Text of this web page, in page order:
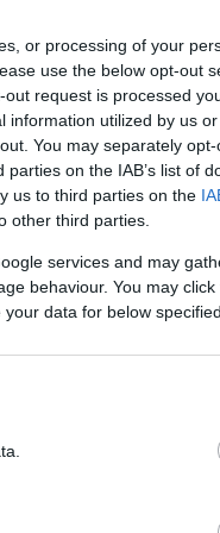
or processing of your
use the below opt-out
request is processed
information utilized by us
You may separately
on the IAB’s list of
us to third parties on the
other third parties.
services and may
behaviour. You may
data for below
un
el francés
pero el
derecho de
Baskonia
España,
libre
hoja de